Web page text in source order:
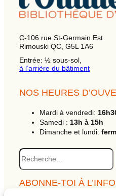
C-106 rue St-Germain Est
Rimouski QC, G5L 1A6
Entrée: ½ sous-sol,
à l’arrière du bâtiment
NOS HEURES
Mardi à vendredi:
Samedi : 13h à 15h
Dimanche et lundi:
R
e
c
h
ABONNE-TOI À